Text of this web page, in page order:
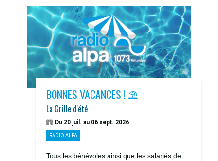
BONNES VACANCES ! ⛱️
La Grille d'été
Du 20 juil. au 06 sept. 2026
RADIO ALPA
Tous les bénévoles ainsi que les salariés de